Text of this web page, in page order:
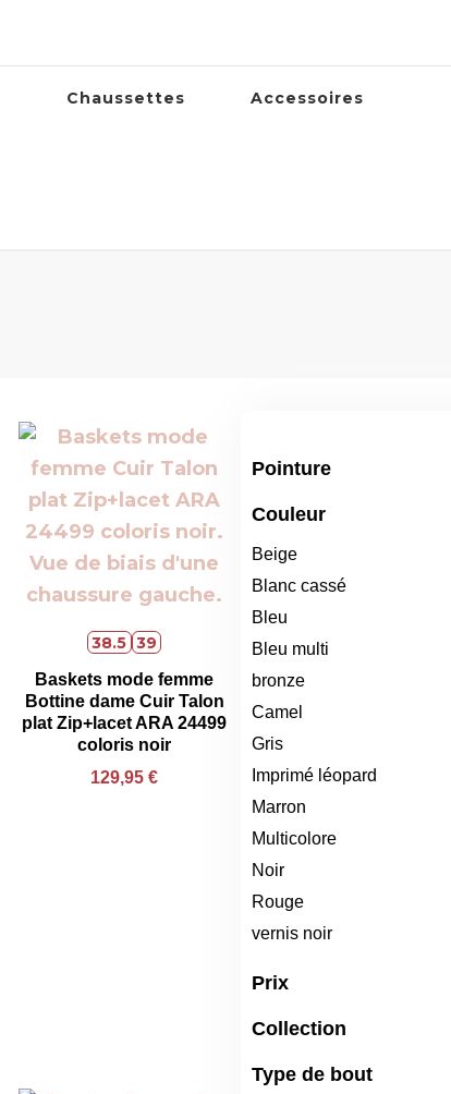
Chaussettes Accessoires
38.5 39
Baskets mode femme
Bottine dame Cuir Talon
plat Zip+lacet ARA 24499
coloris noir
129,95€
Pointure
Couleur
Beige
Blanc cassé
Bleu
Bleu multi
bronze
Camel
Gris
Imprimé léopard
Marron
Multicolore
Noir
Rouge
vernis noir
Prix
Collection
Type de bout